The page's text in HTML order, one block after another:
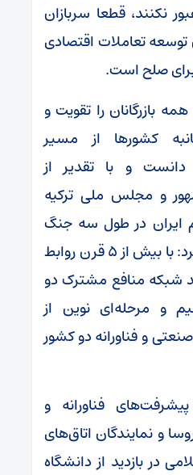
نکنند، قطعا سربازان
توسعه تعاملات اقتصادی
صلح است.
بازرگانان را تقویت و
کشور‌ها از مسیر
دانست و با تقدیر از
و مجلس ملی ترکیه
ایران در طول سه جنگ
تحمیلی، خاطرنشان کرد: با بیش از ۵ قرن روابط
شبکه منافع مشترک دو
و مرحله‌ای نوین از
و فناورانه دو کشور
فناورانه و
و نمایندگان اتاق‌های
در بازدید از دانشگاه